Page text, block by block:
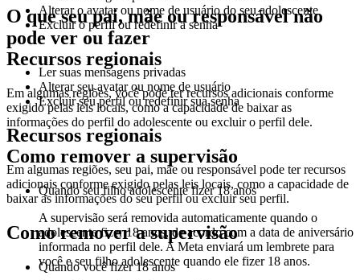
Alterar o avatar ou nome de usuário do seu adolescente
Excluir o perfil ou redefinir a senha
Recursos regionais
Em algumas regiões, você pode ter recursos adicionais conforme
exigido pelas leis locais, como a capacidade de baixar as
informações do perfil do adolescente ou excluir o perfil dele.
Como remover a supervisão
Quando seu filho adolescente fizer 18 anos
A supervisão será removida automaticamente quando o
adolescente fizer 18 anos, de acordo com a data de aniversário
informada no perfil dele. A Meta enviará um lembrete para
você e seu filho adolescente quando ele fizer 18 anos.
O que seu pai, mãe ou responsável não
pode ver ou fazer
Ler suas mensagens privadas
Alterar seu avatar ou nome de usuário
Excluir seu perfil ou redefinir sua senha
Recursos regionais
Em algumas regiões, seu pai, mãe ou responsável pode ter recursos
adicionais conforme exigido pelas leis locais, como a capacidade de
baixar as informações do seu perfil ou excluir seu perfil.
Como remover a supervisão
Quando você fizer 18 anos